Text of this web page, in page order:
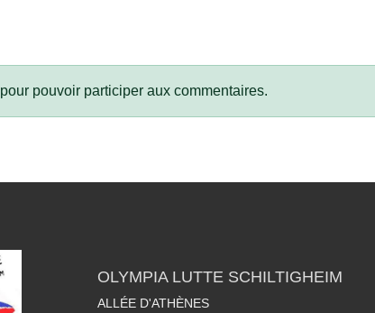
pour pouvoir participer aux commentaires.
OLYMPIA LUTTE SCHILTIGHEIM
ALLÉE D'ATHÈNES